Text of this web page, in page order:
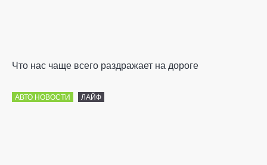
Что нас чаще всего раздражает на дороге
АВТО НОВОСТИ ЛАЙФ